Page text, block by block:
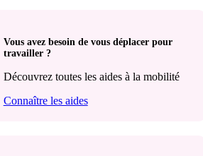
Vous avez besoin de vous déplacer pour
travailler ?
Découvrez toutes les aides à la mobilité
Connaître les aides